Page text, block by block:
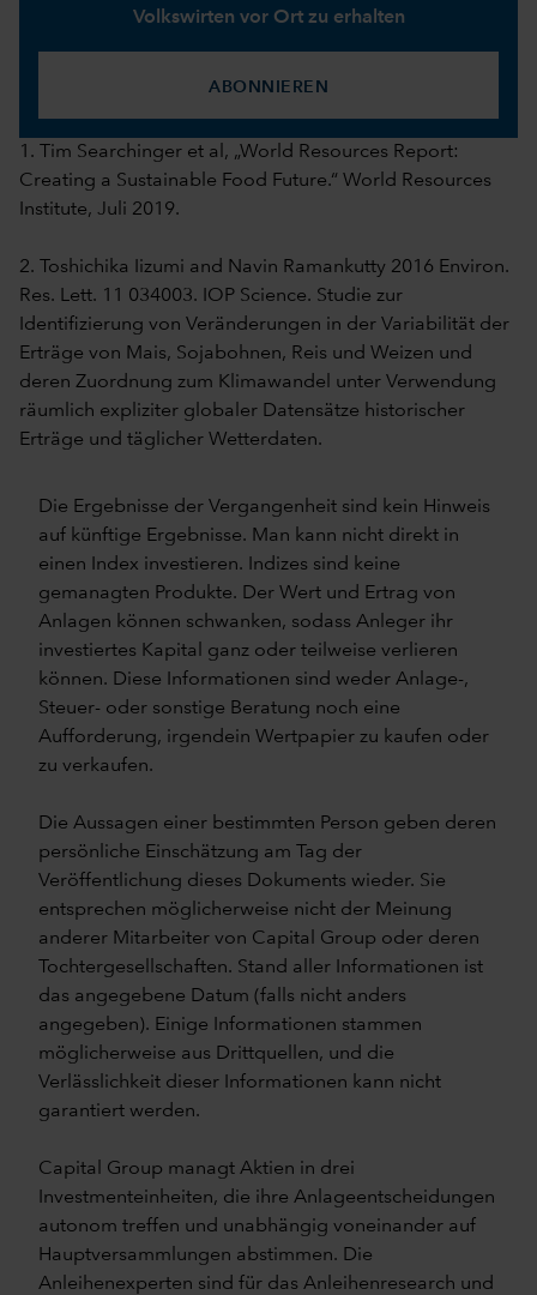
Volkswirten vor Ort zu erhalten
ABONNIEREN
1. Tim Searchinger et al, „World Resources Report:
Creating a Sustainable Food Future.“ World Resources
Institute, Juli 2019.
2. Toshichika Iizumi and Navin Ramankutty 2016 Environ.
Res. Lett. 11 034003. IOP Science. Studie zur
Identifizierung von Veränderungen in der Variabilität der
Erträge von Mais, Sojabohnen, Reis und Weizen und
deren Zuordnung zum Klimawandel unter Verwendung
räumlich expliziter globaler Datensätze historischer
Erträge und täglicher Wetterdaten.
Die Ergebnisse der Vergangenheit sind kein Hinweis
auf künftige Ergebnisse. Man kann nicht direkt in
einen Index investieren. Indizes sind keine
gemanagten Produkte. Der Wert und Ertrag von
Anlagen können schwanken, sodass Anleger ihr
investiertes Kapital ganz oder teilweise verlieren
können. Diese Informationen sind weder Anlage-,
Steuer- oder sonstige Beratung noch eine
Aufforderung, irgendein Wertpapier zu kaufen oder
zu verkaufen.
Die Aussagen einer bestimmten Person geben deren
persönliche Einschätzung am Tag der
Veröffentlichung dieses Dokuments wieder. Sie
entsprechen möglicherweise nicht der Meinung
anderer Mitarbeiter von Capital Group oder deren
Tochtergesellschaften. Stand aller Informationen ist
das angegebene Datum (falls nicht anders
angegeben). Einige Informationen stammen
möglicherweise aus Drittquellen, und die
Verlässlichkeit dieser Informationen kann nicht
garantiert werden.
Capital Group managt Aktien in drei
Investmenteinheiten, die ihre Anlageentscheidungen
autonom treffen und unabhängig voneinander auf
Hauptversammlungen abstimmen. Die
Anleihenexperten sind für das Anleihenresearch und